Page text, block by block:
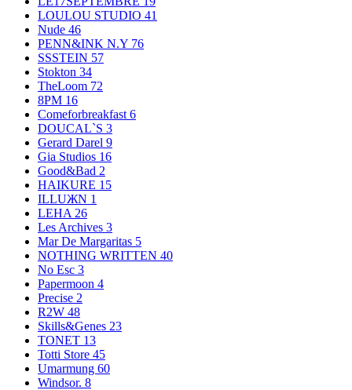
LOULOU STUDIO 41
Nude 46
PENN&INK N.Y 76
SSSTEIN 57
Stokton 34
TheLoom 72
8PM 16
Comeforbreakfast 6
DOUCAL`S 3
Gerard Darel 9
Gia Studios 16
Good&Bad 2
HAIKURE 15
ILLUЖN 1
LEHA 26
Les Archives 3
Mar De Margaritas 5
NOTHING WRITTEN 40
No Esc 3
Papermoon 4
Precise 2
R2W 48
Skills&Genes 23
TONET 13
Totti Store 45
Umarmung 60
Windsor. 8